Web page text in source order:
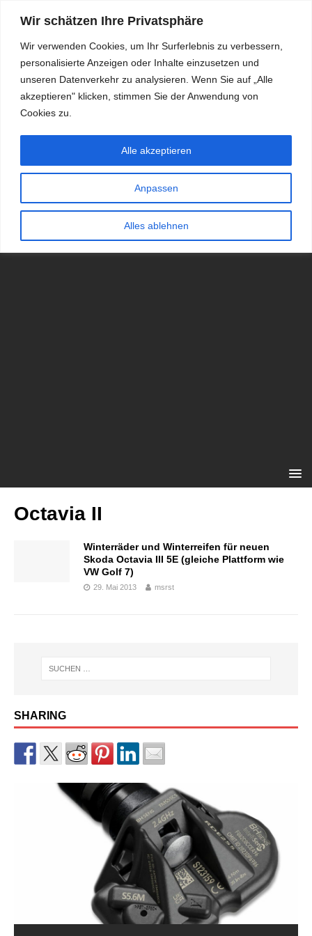
Wir schätzen Ihre Privatsphäre
Wir verwenden Cookies, um Ihr Surferlebnis zu verbessern,
personalisierte Anzeigen oder Inhalte einzusetzen und
unseren Datenverkehr zu analysieren. Wenn Sie auf „Alle
akzeptieren" klicken, stimmen Sie der Anwendung von
Cookies zu.
Anpassen
Alles ablehnen
Alle akzeptieren
RDKS.EXPERT
TESTS, EXPERTEN-TIPPS RUND UM DAS THEMA RDKS UND
Octavia II
Winterräder und Winterreifen für neuen
Skoda Octavia III 5E (gleiche Plattform wie
VW Golf 7)
29. Mai 2013 msrst
SHARING